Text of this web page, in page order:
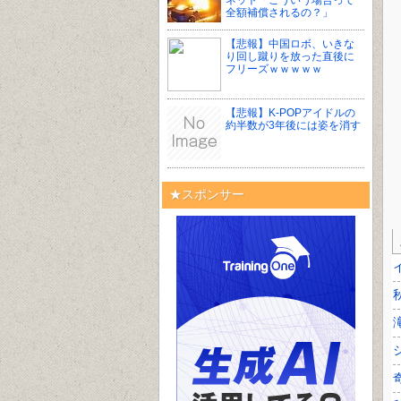
全額補償されるの？」
【悲報】中国ロボ、いきな
り回し蹴りを放った直後に
フリーズｗｗｗｗｗ
【悲報】K-POPアイドルの
約半数が3年後には姿を消す
★スポンサー